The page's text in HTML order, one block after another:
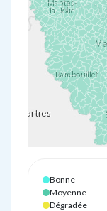
Bonne
Moyenne
Dégradée